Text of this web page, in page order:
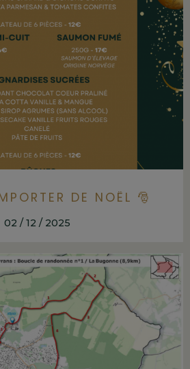
DE NOËL 🎅
02 / 12 / 2025